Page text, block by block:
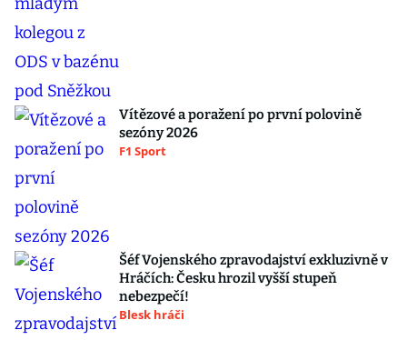
Vítězové a poražení po první polovině
sezóny 2026
F1 Sport
Šéf Vojenského zpravodajství exkluzivně v
Hráčích: Česku hrozil vyšší stupeň
nebezpečí!
Blesk hráči